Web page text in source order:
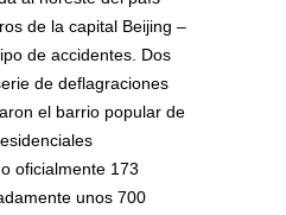
de la capital Beijing –
de accidentes. Dos
de deflagraciones
el barrio popular de
oficialmente 173
unos 700